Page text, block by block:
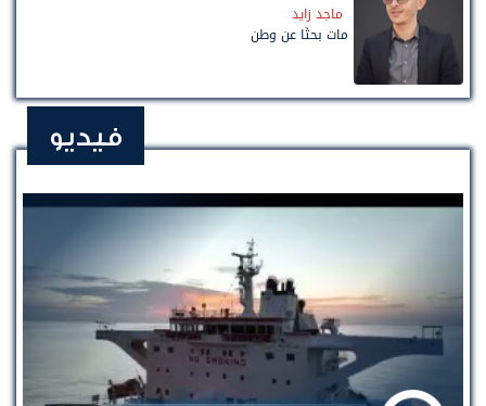
ماجد زايد
مات بحثًا عن وطن
فيديو